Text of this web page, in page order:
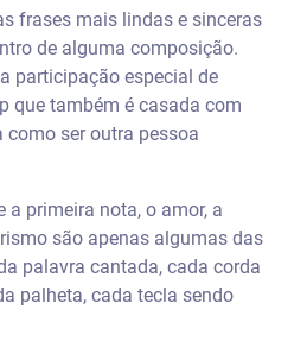
frases mais lindas e sinceras
de alguma composição.
participação especial de
que também é casada com
como ser outra pessoa
a primeira nota, o amor, a
são apenas algumas das
palavra cantada, cada corda
palheta, cada tecla sendo